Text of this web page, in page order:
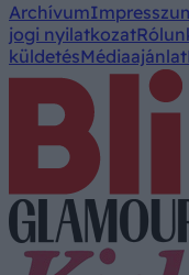
Archívum
jogi nyilatkozat
küldetésMédiaajánlat